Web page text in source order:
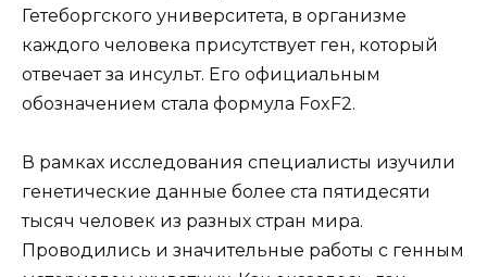
Гетеборгского университета, в организме
каждого человека присутствует ген, который
отвечает за инсульт. Его официальным
обозначением стала формула FoxF2.
В рамках исследования специалисты изучили
генетические данные более ста пятидесяти
тысяч человек из разных стран мира.
Проводились и значительные работы с генным